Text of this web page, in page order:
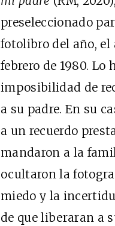
preseleccionado
fotolibro del año, el
febrero de 1980.
imposibilidad de
a su padre. En su
a un recuerdo
mandaron a la
ocultaron la
miedo y la
de que liberaran a